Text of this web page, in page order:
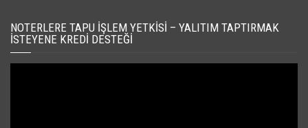
NOTERLERE TAPU İŞLEM YETKISI – YALITIM TAPTIRMAK
İSTEYENE KREDI DESTEĞI